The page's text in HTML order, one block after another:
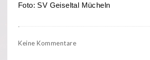
Foto: SV Geiseltal Mücheln
Keine Kommentare